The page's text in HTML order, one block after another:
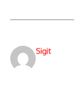
Sigit